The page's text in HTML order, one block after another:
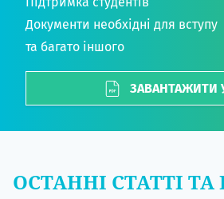
Документи необхідні для вступу
та багато іншого
ЗАВАНТАЖИТИ
ОСТАННІ СТАТТІ